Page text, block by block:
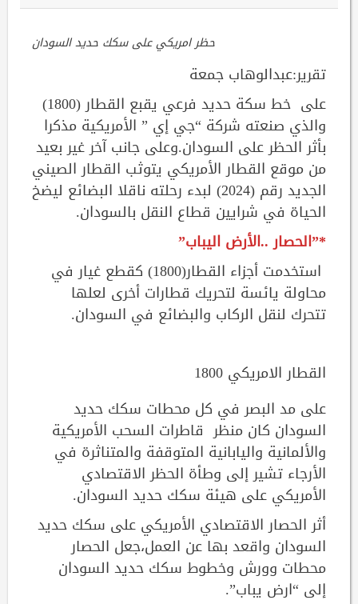
حظر امريكي على سكك حديد السودان
تقرير:عبدالوهاب جمعة
على خط سكة حديد فرعي يقبع القطار (1800)
والذي صنعته شركة “جي إي ” الأمريكية مذكرا
بأثر الحظر على السودان.وعلى جانب آخر غير بعيد
من موقع القطار الأمريكي يتوثب القطار الصيني
الجديد رقم (2024) لبدء رحلته ناقلا البضائع ليضخ
الحياة في شرايين قطاع النقل بالسودان.
*”الحصار ..الأرض اليباب”
استخدمت أجزاء القطار(1800) كقطع غيار في
محاولة يائسة لتحريك قطارات أخرى لعلها
تتحرك لنقل الركاب والبضائع في السودان.
القطار الامريكي 1800
على مد البصر في كل محطات سكك حديد
السودان كان منظر قاطرات السحب الأمريكية
والألمانية واليابانية المتوقفة والمتناثرة في
الأرجاء تشير إلى وطأة الحظر الاقتصادي
الأمريكي على هيئة سكك حديد السودان.
أثر الحصار الاقتصادي الأمريكي على سكك حديد
السودان واقعد بها عن العمل،جعل الحصار
محطات وورش وخطوط سكك حديد السودان
إلى “ارض يباب”.